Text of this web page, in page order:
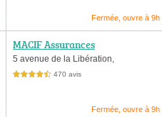
Fermée, ouvre à 9h
MACIF Assurances
5 avenue de la Libération,
4,5 étoiles sur 5 470 avis
Fermée, ouvre à 9h